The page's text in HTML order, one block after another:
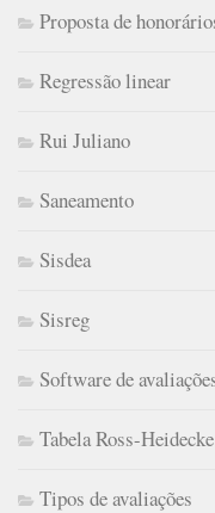
Proposta de
Regressão linear
Rui Juliano
Saneamento
Sisdea
Sisreg
Software de
Tabela Ross-Heidecke
Tipos de avaliações